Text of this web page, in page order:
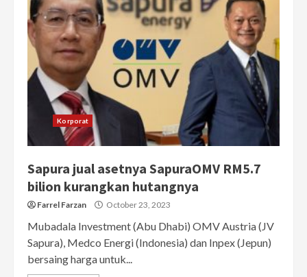
Korporat
Sapura jual asetnya SapuraOMV RM5.7
bilion kurangkan hutangnya
Farrel Farzan October 23, 2023
Mubadala Investment (Abu Dhabi) OMV Austria (JV
Sapura), Medco Energi (Indonesia) dan Inpex (Jepun)
bersaing harga untuk...